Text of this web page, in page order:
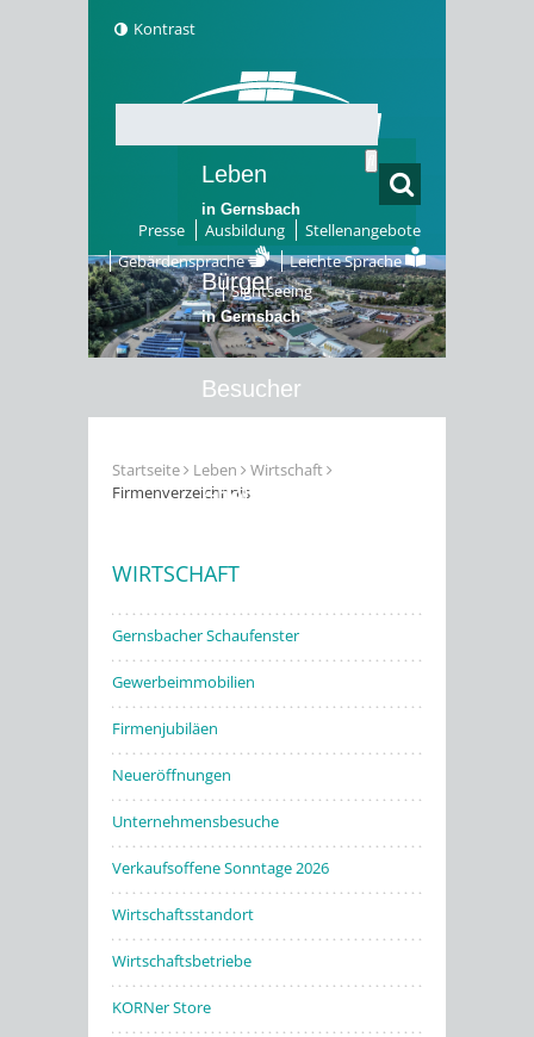
Kontrast
Presse Ausbildung
Stellenangebote
Gebärdensprache
Leichte Sprache
Sightseeing
Leben
in Gernsbach
Bürger
in Gernsbach
Besucher
Erleben
Startseite Leben
Wirtschaft
Firmenverzeichnnis
WIRTSCHAFT
Gernsbacher Schaufenster
Gewerbeimmobilien
Firmenjubiläen
Neueröffnungen
Unternehmensbesuche
Verkaufsoffene Sonntage 2026
Wirtschaftsstandort
Wirtschaftsbetriebe
KORNer Store